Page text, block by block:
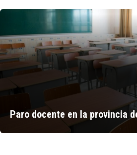
Paro docente en la provincia